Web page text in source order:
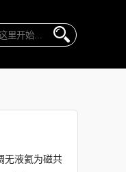
无液氦为磁共